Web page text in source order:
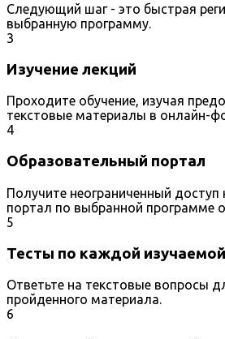
Следующий шаг - это быстрая
выбранную программу.
3
Изучение лекций
Проходите обучение, изучая
текстовые материалы в онлайн-
4
Образовательный портал
Получите неограниченный
портал по выбранной программе
5
Тесты по каждой
Ответьте на текстовые вопросы
пройденного материала.
6